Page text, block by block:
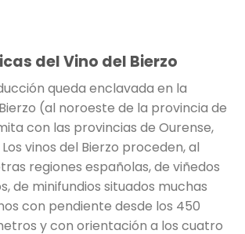
del Vino del Bierzo
queda enclavada en la
(al noroeste de la provincia de
con las provincias de Ourense,
vinos del Bierzo proceden, al
regiones españolas, de viñedos
de minifundios situados muchas
con pendiente desde los 450
y con orientación a los cuatro